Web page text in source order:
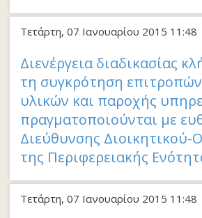
Τετάρτη, 07 Ιανουαρίου 2015 11:48
Διενέργεια διαδικασίας
τη συγκρότηση
υλικών και παροχής
πραγματοποιούνται με
Διεύθυνσης Διοικητικού-
της Περιφερειακής
Τετάρτη, 07 Ιανουαρίου 2015 11:48